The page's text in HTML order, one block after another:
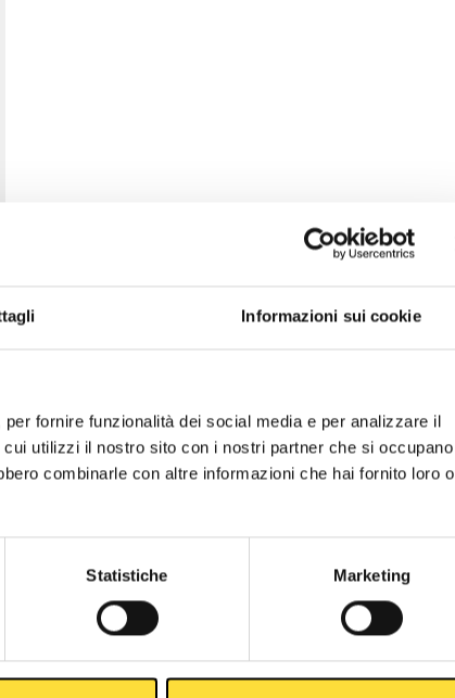
Informazioni sui cookie
fornire funzionalità dei social media e per analizzare il
utilizzi il nostro sito con i nostri partner che si occupano
combinarle con altre informazioni che hai fornito loro o
Statistiche Marketing